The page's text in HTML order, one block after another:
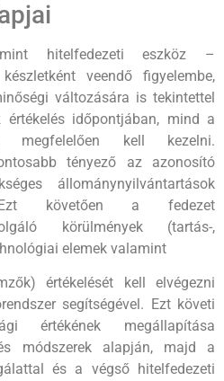
hitelfedezeti eszköz –
veendő figyelembe,
változására is tekintettel
időpontjában, mind a
megfelelően kell kezelni.
tényező az azonosító
állománynyilvántartások
követően a fedezet
körülmények (tartás-,
elemek valamint
értékelését kell elvégezni
segítségével. Ezt követi
értékének megállapítása
módszerek alapján, majd a
és a végső hitelfedezeti